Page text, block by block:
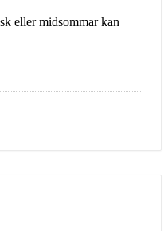
eller midsommar kan